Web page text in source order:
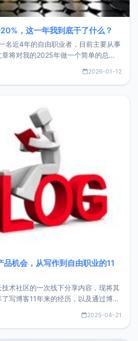
，这一年我到底干了什么？
名近4年的自由职业者，目前主要从事
将对我的2025年做一个简单的总
得很充实，2026年不求突破，但求保
2026-01-12
机会，从写作到自由职业的11
术社区的一次线下分享内容，现将其
写博客11年来的经历，以及通过博客
的真实数据和产品现状。自我介绍大
2025-04-21